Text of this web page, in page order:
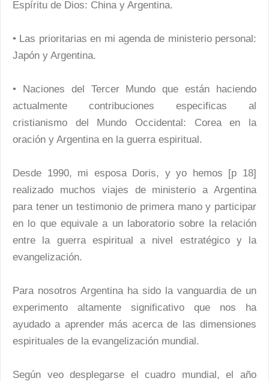
Espíritu de Dios: China y Argentina.
• Las prioritarias en mi agenda de ministerio personal:
Japón y Argentina.
• Naciones del Tercer Mundo que están haciendo
actualmente contribuciones especificas al
cristianismo del Mundo Occidental: Corea en la
oración y Argentina en la guerra espiritual.
Desde 1990, mi esposa Doris, y yo hemos [p 18]
realizado muchos viajes de ministerio a Argentina
para tener un testimonio de primera mano y participar
en lo que equivale a un laboratorio sobre la relación
entre la guerra espiritual a nivel estratégico y la
evangelización.
Para nosotros Argentina ha sido la vanguardia de un
experimento altamente significativo que nos ha
ayudado a aprender más acerca de las dimensiones
espirituales de la evangelización mundial.
Según veo desplegarse el cuadro mundial, el año